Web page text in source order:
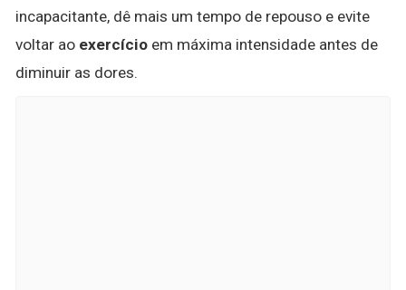
incapacitante, dê mais um tempo de repouso e evite
voltar ao exercício em máxima intensidade antes de
diminuir as dores.